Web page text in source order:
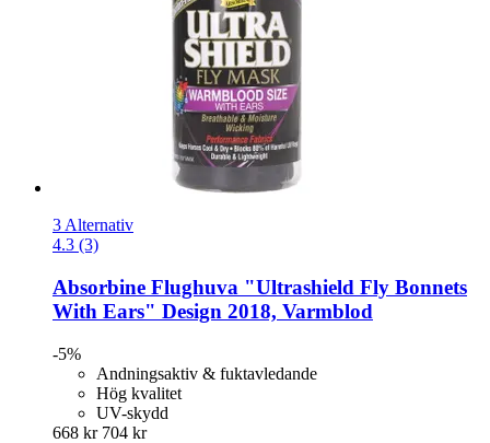
3 Alternativ
4.3 (3)
Absorbine Flughuva "Ultrashield Fly Bonnets
With Ears" Design 2018, Varmblod
-5%
Andningsaktiv & fuktavledande
Hög kvalitet
UV-skydd
668 kr 704 kr